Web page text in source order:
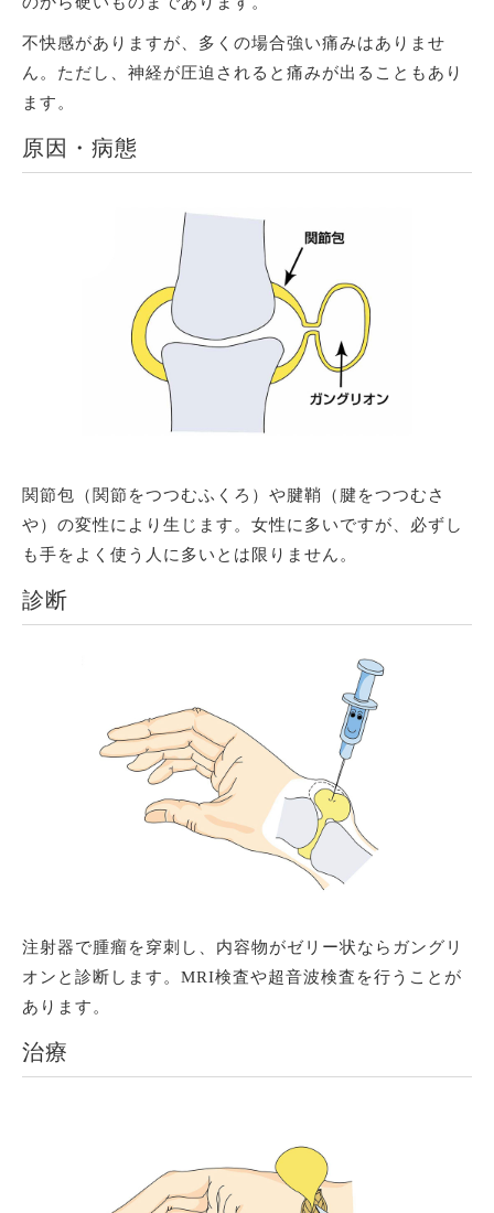
不快感がありますが、多くの場合強い痛みはありませ
ん。ただし、神経が圧迫されると痛みが出ることもあり
ます。
原因・病態
関節包（関節をつつむふくろ）や腱鞘（腱をつつむさ
や）の変性により生じます。女性に多いですが、必ずし
も手をよく使う人に多いとは限りません。
診断
注射器で腫瘤を穿刺し、内容物がゼリー状ならガングリ
オンと診断します。MRI検査や超音波検査を行うことが
あります。
治療